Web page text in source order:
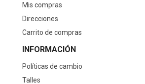
Mis compras
Direcciones
Carrito de compras
INFORMACIÓN
Políticas de cambio
Talles